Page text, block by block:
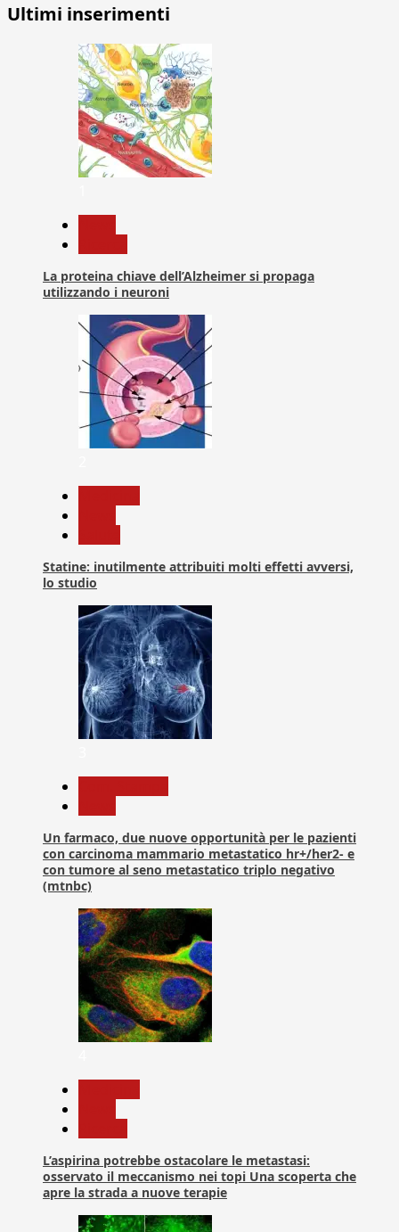
Ultimi inserimenti
La proteina chiave dell’Alzheimer si propaga
utilizzando i neuroni
Statine: inutilmente attribuiti molti effetti avversi,
lo studio
Un farmaco, due nuove opportunità per le pazienti
con carcinoma mammario metastatico hr+/her2- e
con tumore al seno metastatico triplo negativo
(mtnbc)
L’aspirina potrebbe ostacolare le metastasi:
osservato il meccanismo nei topi Una scoperta che
apre la strada a nuove terapie